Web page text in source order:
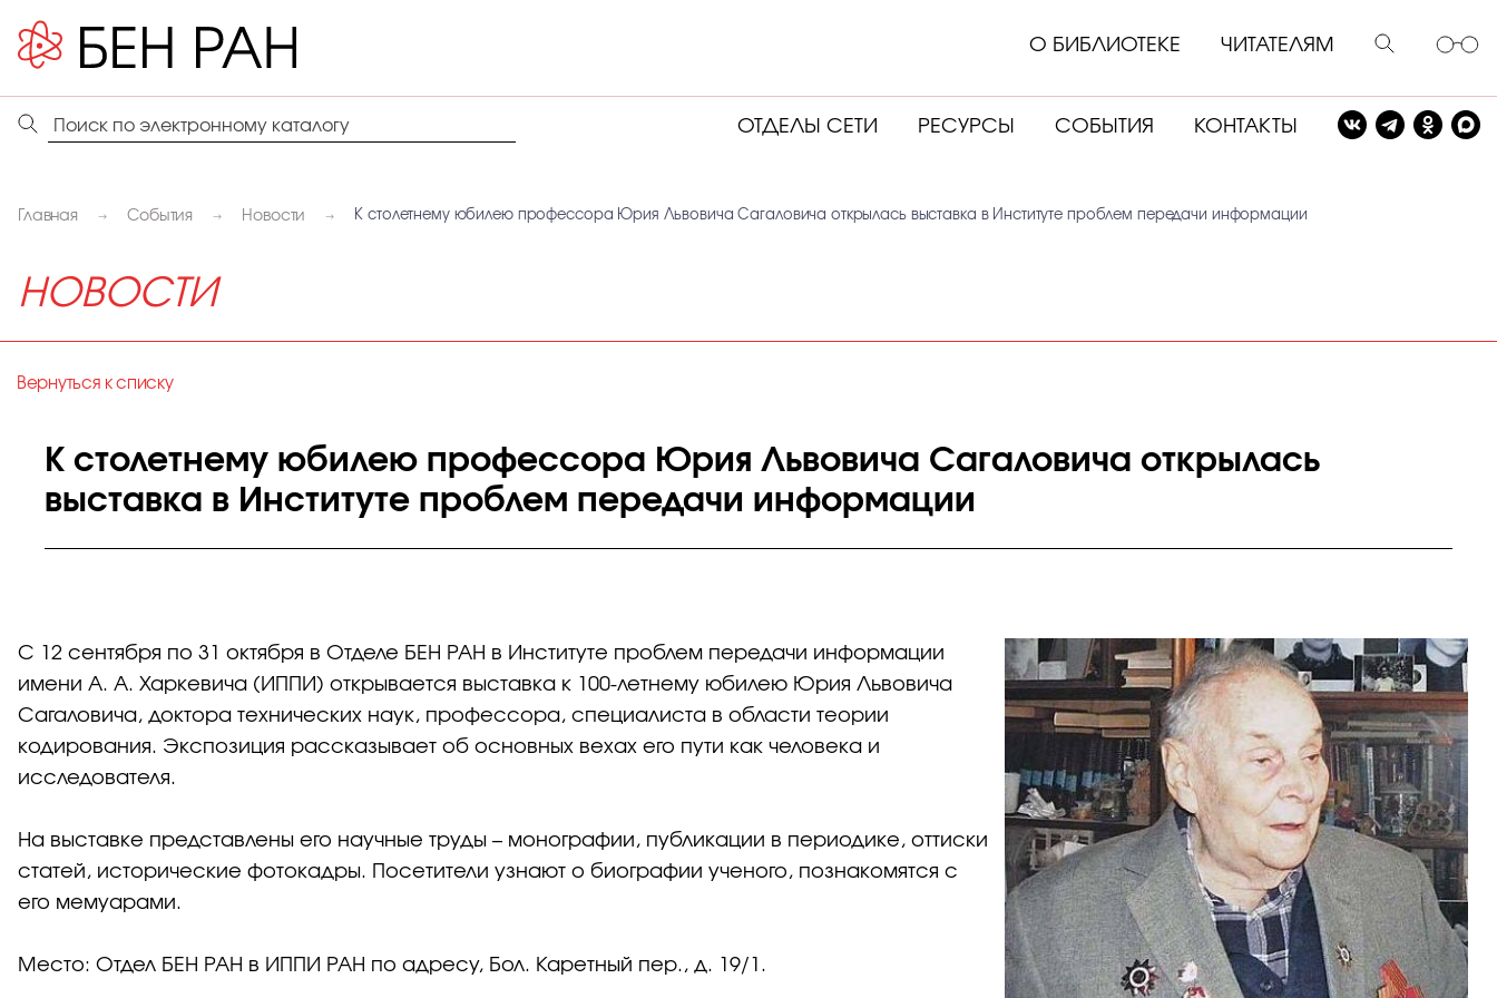
О БИБЛИОТЕКЕ ЧИТАТЕЛЯМ
ОТДЕЛЫ СЕТИ РЕСУРСЫ СОБЫТИЯ КОНТАКТЫ
Главная События Новости К столетнему юбилею профессора Юрия Львовича Сагаловича открылась выставка в Институте проблем передачи информации
НОВОСТИ
Вернуться к списку
К столетнему юбилею профессора Юрия Львовича Сагаловича открылась
выставка в Институте проблем передачи информации
С 12 сентября по 31 октября в Отделе БЕН РАН в Институте проблем передачи информации
имени А. А. Харкевича (ИППИ) открывается выставка к 100-летнему юбилею Юрия Львовича
Сагаловича, доктора технических наук, профессора, специалиста в области теории
кодирования. Экспозиция рассказывает об основных вехах его пути как человека и
исследователя.
На выставке представлены его научные труды – монографии, публикации в периодике, оттиски
статей, исторические фотокадры. Посетители узнают о биографии ученого, познакомятся с
его мемуарами.
Место: Отдел БЕН РАН в ИППИ РАН по адресу, Бол. Каретный пер., д. 19/1.